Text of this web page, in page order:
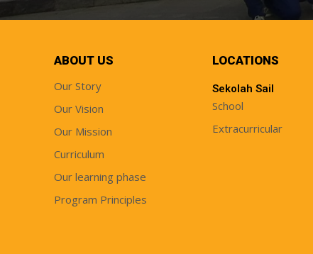
ABOUT US
Our Story
Our Vision
Our Mission
Curriculum
Our learning phase
Program Principles
LOCATIONS
Sekolah Sail
School
Extracurricular